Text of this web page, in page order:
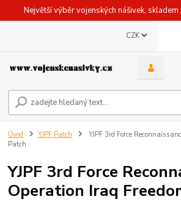
Největší výběr vojenských nášivek,
CZK
Úvod YJPF Patch
YJPF 3rd Force
Patch
YJPF 3rd Force
Operation Iraq